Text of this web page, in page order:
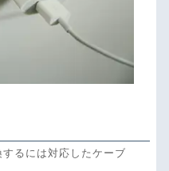
るには対応したケーブ